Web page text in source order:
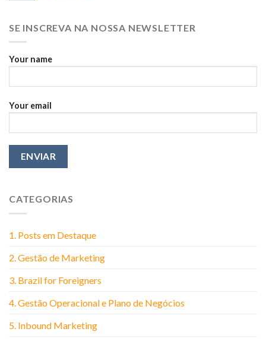
Think
SE INSCREVA NA NOSSA NEWSLETTER
Your name
Your email
CATEGORIAS
1. Posts em Destaque
2. Gestão de Marketing
3. Brazil for Foreigners
4. Gestão Operacional e Plano de Negócios
5. Inbound Marketing